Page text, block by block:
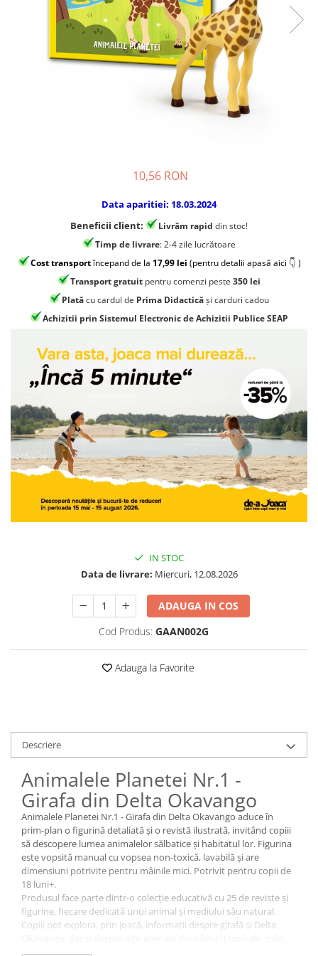
Jocuri experimente stiintifice
Jocuri de rol
Ceasuri copii
Jocuri de cooperare
Jocuri dezvoltarea imaginatiei
Jocuri geografie
Jocuri invatat limba engleza
Jocuri Origami
Jocuri si jucarii educative
Jocuri STEAM
Jucarii interactive
Jucarii muzicale
Jucării ȋndemânare
Masinute si trenulete
Roboti de jucarie
Carti metoda Montessori
Carti si culegeri cu exercitii
Cărți educative pentru copii
10,56 RON
Data aparitiei: 18.03.2024
Beneficii client:
Livrăm rapid din stoc!
Timp de livrare: 2-4 zile lucrătoare
Cost transportîncepand de la 17,99 lei (pentru detalii apasă aici 👇 )
Transport gratuit pentru comenzi peste 350 lei
Platăcu cardul de Prima Didacticăși carduri cadou
Achizitii prin Sistemul Electronic de Achizitii Publice SEAP
IN STOC
Data de livrare: Miercuri, 12.08.2026
ADAUGA IN COS
Cod Produs: GAAN002G
Adauga la Favorite
Descriere
Animalele Planetei Nr.1 -
Girafa din Delta Okavango
Animalele Planetei Nr.1 - Girafa din Delta Okavango aduce în
prim-plan o figurină detaliată și o revistă ilustrată, invitând copiii
să descopere lumea animalelor sălbatice și habitatul lor. Figurina
este vopsită manual cu vopsea non-toxică, lavabilă și are
dimensiuni potrivite pentru mâinile mici. Potrivit pentru copii de
18 luni+.
Produsul face parte dintr-o colecție educativă cu 25 de reviste și
figurine, fiecare dedicată unui animal și mediului său natural.
Copiii pot explora, prin joacă, informații despre girafă și Delta
oceane sau savană. Revista conține ilustrații realiste și detalii